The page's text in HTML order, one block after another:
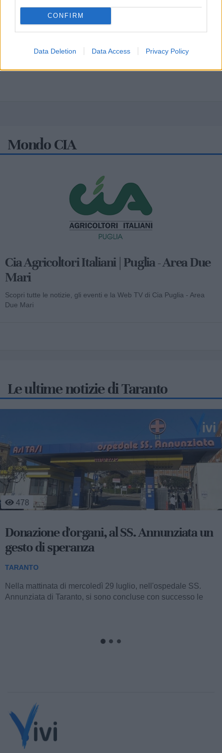
CONFIRM
Data Deletion Data Access Privacy Policy
Mondo CIA
Cia Agricoltori Italiani | Puglia - Area Due
Mari
Scopri tutte le notizie, gli eventi e la Web TV di Cia Puglia - Area
Due Mari
Le ultime notizie di Taranto
529
Agricoltura, a Massafra si coltiva
l'innovazione del CSR
TARANTO
Nella sede operativa del Consorzio Global Fresh
Fruit (collocata al km 640+400 della Strada Statale 7 Appia,